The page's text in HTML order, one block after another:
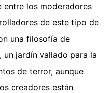
entre los moderadores
de este tipo de
una filosofía de
jardín vallado para la
de terror, aunque
creadores están